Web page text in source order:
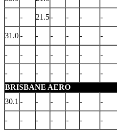
- - 21.5- - - -
31.0- - - - - -
- - - - - - -
- - - - - - -
BRISBANE AERO
30.1 - - - - - -
- - - - - - -